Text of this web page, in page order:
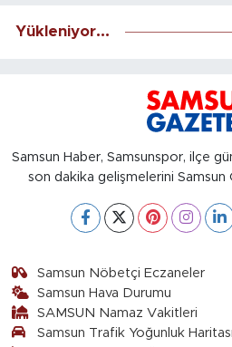
Yükleniyor...
Samsun Haber, Samsunspor, ilçe
son dakika gelişmelerini Samsun
Samsun Nöbetçi Eczaneler
Samsun Hava Durumu
SAMSUN Namaz Vakitleri
Samsun Trafik Yoğunluk Haritası